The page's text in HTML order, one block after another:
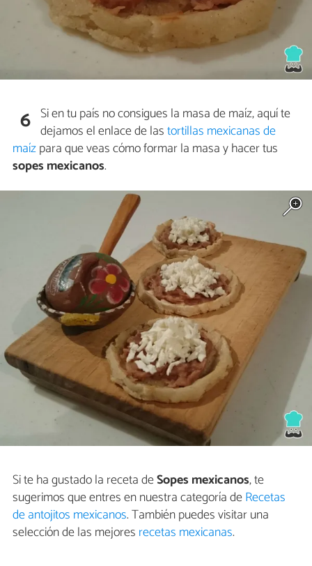
6 Si en tu país no consigues la masa de maíz, aquí te
dejamos el enlace de lastortillas mexicanas de
maízpara que veas cómo formar la masa y hacer tus
sopes mexicanos.
Si te ha gustado la receta deSopes mexicanos, te
sugerimos que entres en nuestra categoría deRecetas
de antojitos mexicanos. También puedes visitar una
selección de las mejores recetas mexicanas.